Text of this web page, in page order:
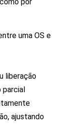
uma OS e
liberação
ajustando